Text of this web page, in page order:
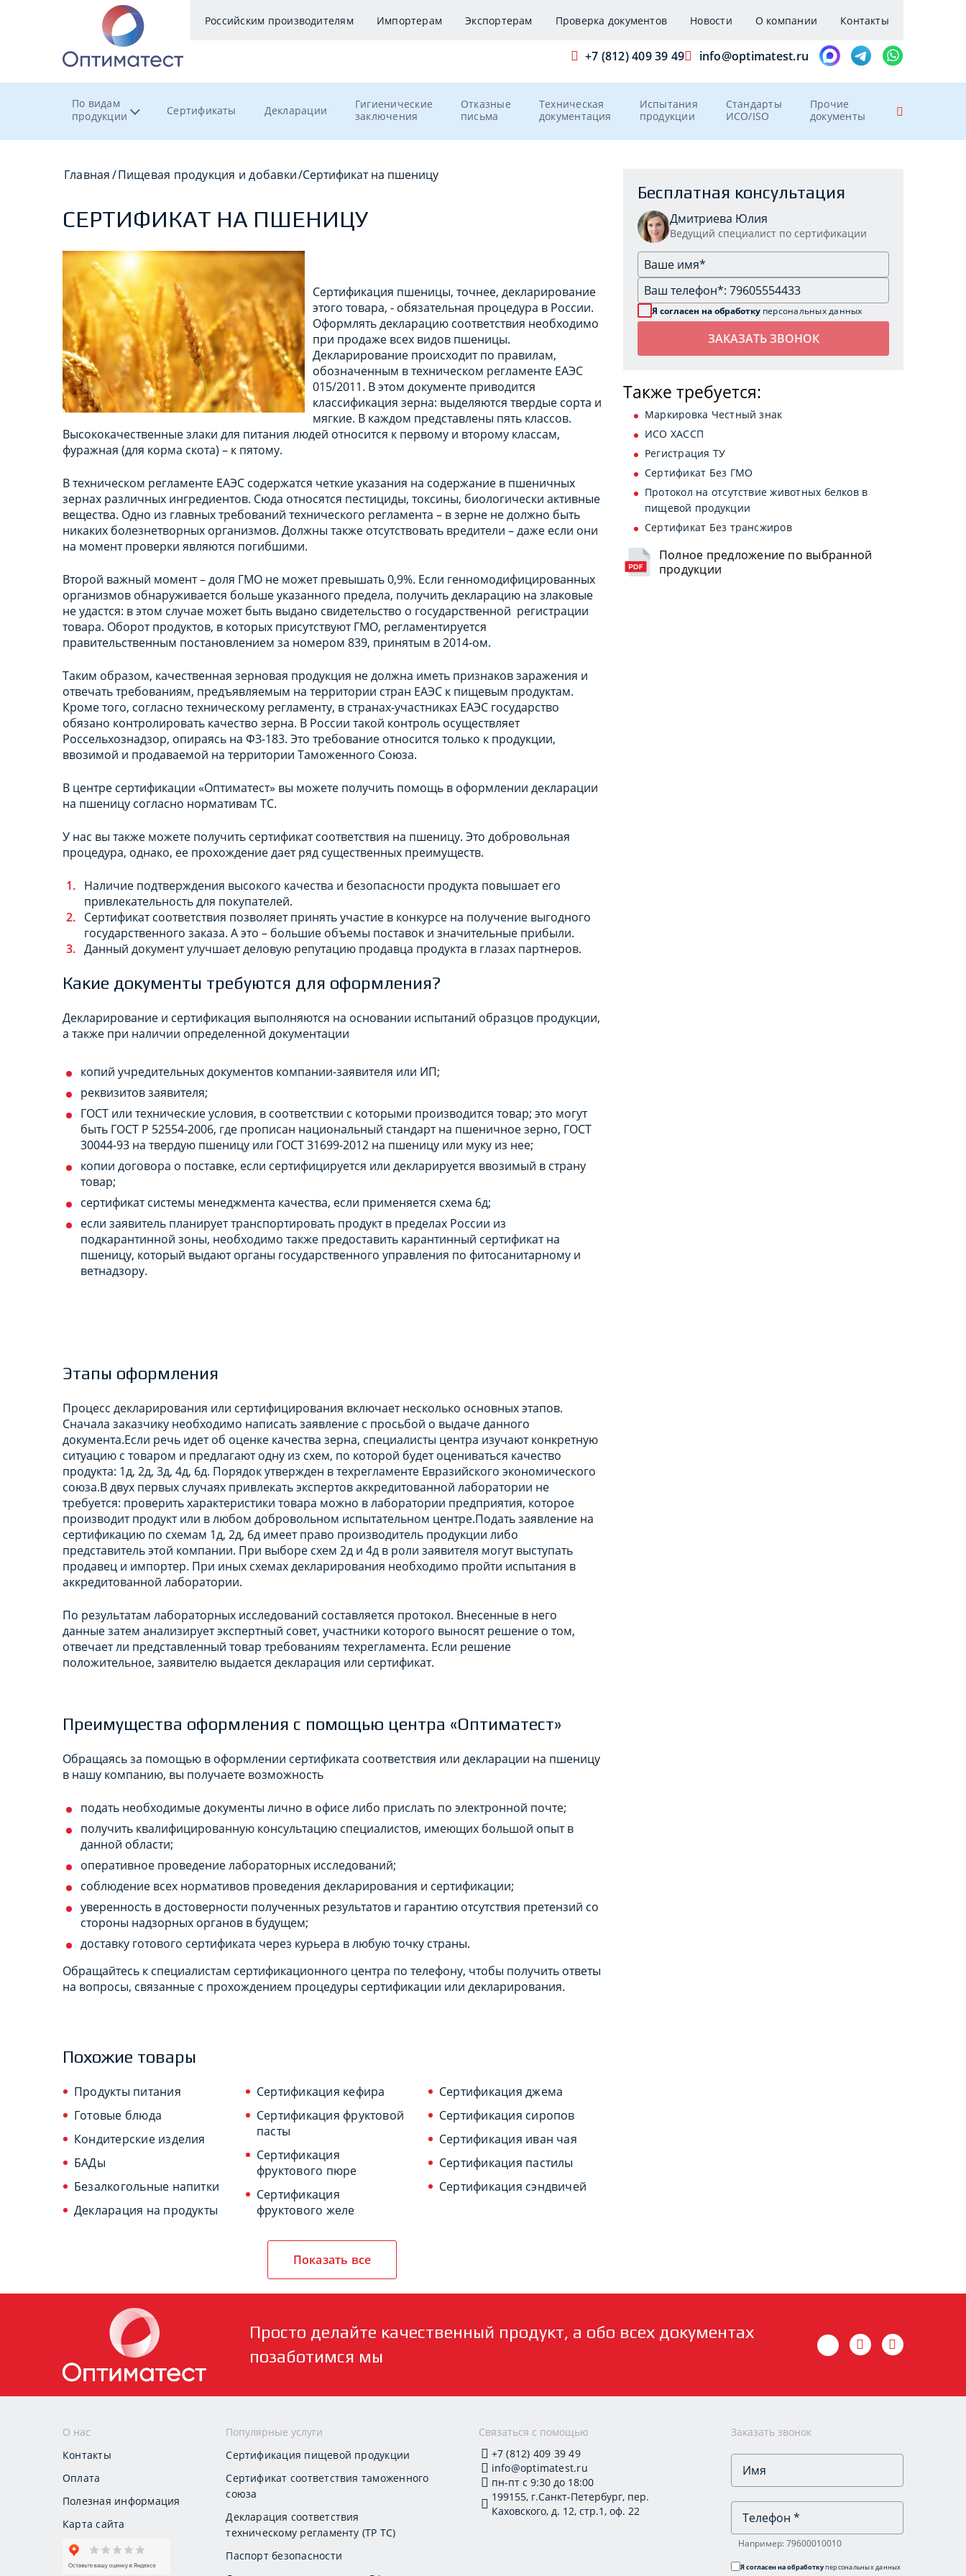
Российским производителям Импортерам Экспортерам Проверка документов Новости О компании Контакты
+7 (812) 409 39 49 info@optimatest.ru
По видам
продукции
Сертификаты Декларации
Гигиенические
заключения
Отказные
письма
Техническая
документация
Испытания
продукции
Стандарты
ИСО/ISO
Прочие
документы
Главная/Пищевая продукция и добавки/Сертификат на пшеницу
СЕРТИФИКАТ НА ПШЕНИЦУ
Сертификация пшеницы, точнее, декларирование
этого товара, - обязательная процедура в России.
Оформлять декларацию соответствия необходимо
при продаже всех видов пшеницы.
Декларирование происходит по правилам,
обозначенным в техническом регламенте ЕАЭС
015/2011. В этом документе приводится
классификация зерна: выделяются твердые сорта и
мягкие. В каждом представлены пять классов.
Высококачественные злаки для питания людей относится к первому и второму классам,
фуражная (для корма скота) – к пятому.
В техническом регламенте ЕАЭС содержатся четкие указания на содержание в пшеничных
зернах различных ингредиентов. Сюда относятся пестициды, токсины, биологически активные
вещества. Одно из главных требований технического регламента – в зерне не должно быть
никаких болезнетворных организмов. Должны также отсутствовать вредители – даже если они
на момент проверки являются погибшими.
Второй важный момент – доля ГМО не может превышать 0,9%. Если генномодифицированных
организмов обнаруживается больше указанного предела, получить декларацию на злаковые
не удастся: в этом случае может быть выдано свидетельство о государственной регистрации
товара. Оборот продуктов, в которых присутствуют ГМО, регламентируется
правительственным постановлением за номером 839, принятым в 2014-ом.
Таким образом, качественная зерновая продукция не должна иметь признаков заражения и
отвечать требованиям, предъявляемым на территории стран ЕАЭС к пищевым продуктам.
Кроме того, согласно техническому регламенту, в странах-участниках ЕАЭС государство
обязано контролировать качество зерна. В России такой контроль осуществляет
Россельхознадзор, опираясь на ФЗ-183. Это требование относится только к продукции,
ввозимой и продаваемой на территории Таможенного Союза.
В центре сертификации «Оптиматест» вы можете получить помощь в оформлении декларации
на пшеницу согласно нормативам ТС.
У нас вы также можете получить сертификат соответствия на пшеницу. Это добровольная
процедура, однако, ее прохождение дает ряд существенных преимуществ.
Наличие подтверждения высокого качества и безопасности продукта повышает его
привлекательность для покупателей.
Сертификат соответствия позволяет принять участие в конкурсе на получение выгодного
государственного заказа. А это – большие объемы поставок и значительные прибыли.
Данный документ улучшает деловую репутацию продавца продукта в глазах партнеров.
Какие документы требуются для оформления?
Декларирование и сертификация выполняются на основании испытаний образцов продукции,
а также при наличии определенной документации
копий учредительных документов компании-заявителя или ИП;
реквизитов заявителя;
ГОСТ или технические условия, в соответствии с которыми производится товар; это могут
быть ГОСТ Р 52554-2006, где прописан национальный стандарт на пшеничное зерно, ГОСТ
30044-93 на твердую пшеницу или ГОСТ 31699-2012 на пшеницу или муку из нее;
копии договора о поставке, если сертифицируется или декларируется ввозимый в страну
товар;
сертификат системы менеджмента качества, если применяется схема 6д;
если заявитель планирует транспортировать продукт в пределах России из
подкарантинной зоны, необходимо также предоставить карантинный сертификат на
пшеницу, который выдают органы государственного управления по фитосанитарному и
ветнадзору.
Этапы оформления
Процесс декларирования или сертифицирования включает несколько основных этапов.
Сначала заказчику необходимо написать заявление с просьбой о выдаче данного
документа.Если речь идет об оценке качества зерна, специалисты центра изучают конкретную
ситуацию с товаром и предлагают одну из схем, по которой будет оцениваться качество
продукта: 1д, 2д, 3д, 4д, 6д. Порядок утвержден в техрегламенте Евразийского экономического
союза.В двух первых случаях привлекать экспертов аккредитованной лаборатории не
требуется: проверить характеристики товара можно в лаборатории предприятия, которое
производит продукт или в любом добровольном испытательном центре.Подать заявление на
сертификацию по схемам 1д, 2д, 6д имеет право производитель продукции либо
представитель этой компании. При выборе схем 2д и 4д в роли заявителя могут выступать
продавец и импортер. При иных схемах декларирования необходимо пройти испытания в
аккредитованной лаборатории.
По результатам лабораторных исследований составляется протокол. Внесенные в него
данные затем анализирует экспертный совет, участники которого выносят решение о том,
отвечает ли представленный товар требованиям техрегламента. Если решение
положительное, заявителю выдается декларация или сертификат.
Преимущества оформления с помощью центра «Оптиматест»
Обращаясь за помощью в оформлении сертификата соответствия или декларации на пшеницу
в нашу компанию, вы получаете возможность
подать необходимые документы лично в офисе либо прислать по электронной почте;
получить квалифицированную консультацию специалистов, имеющих большой опыт в
данной области;
оперативное проведение лабораторных исследований;
соблюдение всех нормативов проведения декларирования и сертификации;
уверенность в достоверности полученных результатов и гарантию отсутствия претензий со
стороны надзорных органов в будущем;
доставку готового сертификата через курьера в любую точку страны.
Обращайтесь к специалистам сертификационного центра по телефону, чтобы получить ответы
на вопросы, связанные с прохождением процедуры сертификации или декларирования.
Похожие товары
Продукты питания
Готовые блюда
Кондитерские изделия
БАДы
Безалкогольные напитки
Декларация на продукты
Сертификация кефира
Сертификация фруктовой
пасты
Сертификация
фруктового пюре
Сертификация
фруктового желе
Сертификация джема
Сертификация сиропов
Сертификация иван чая
Сертификация пастилы
Сертификация сэндвичей
Показать все
Бесплатная консультация
Дмитриева Юлия
Ведущий специалист по сертификации
Я согласен на обработку персональных данных
Также требуется:
Маркировка Честный знак
ИСО ХАССП
Регистрация ТУ
Сертификат Без ГМО
Протокол на отсутствие животных белков в
пищевой продукции
Сертификат Без трансжиров
Полное предложение по выбранной
продукции
Просто делайте качественный продукт, а обо всех документах
позаботимся мы
О нас
Контакты
Оплата
Полезная информация
Карта сайта
Популярные услуги
Сертификация пищевой продукции
Сертификат соответствия таможенного
союза
Декларация соответствия
техническому регламенту (ТР ТС)
Паспорт безопасности
Связаться с помощью
+7 (812) 409 39 49
info@optimatest.ru
пн-пт с 9:30 до 18:00
199155, г.Санкт-Петербург, пер.
Каховского, д. 12, стр.1, оф. 22
Заказать звонок
Например: 79600010010
Я согласен на обработкуперсональных данных